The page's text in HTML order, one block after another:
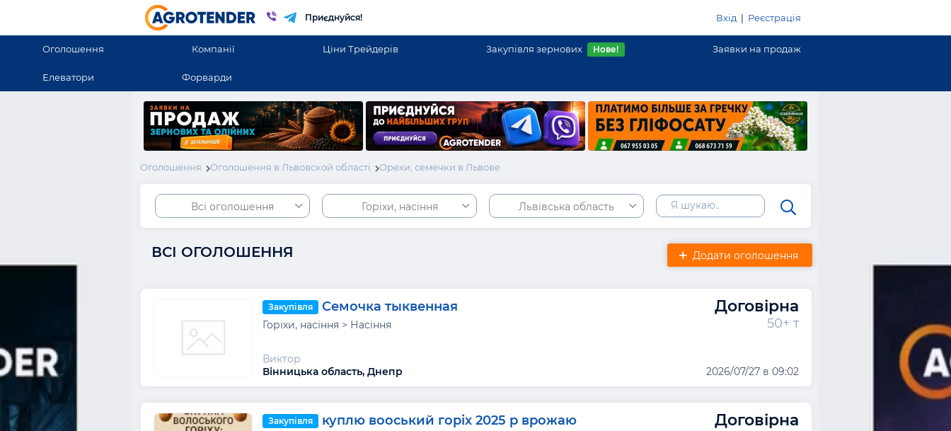
Приєднуйся! Вхід | Реєстрація
Оголошення Компанії Ціни Трейдерів Закупівля зернових Нове! Заявки на продаж
Елеватори Форварди
Оголошення Оголошення в Львовской області Орехи, семечки в Львове
Всі оголошення Горіхи, насіння Львівська область
Додати оголошення
ВСІ ОГОЛОШЕННЯ
Закупівля Семочка тыквенная Договірна
Горіхи, насіння > Насіння 50+ т
Виктор
Вінницька область, Днепр
2026/07/27 в 09:02
Закупівля куплю вооський горіх 2025 р врожаю Договірна